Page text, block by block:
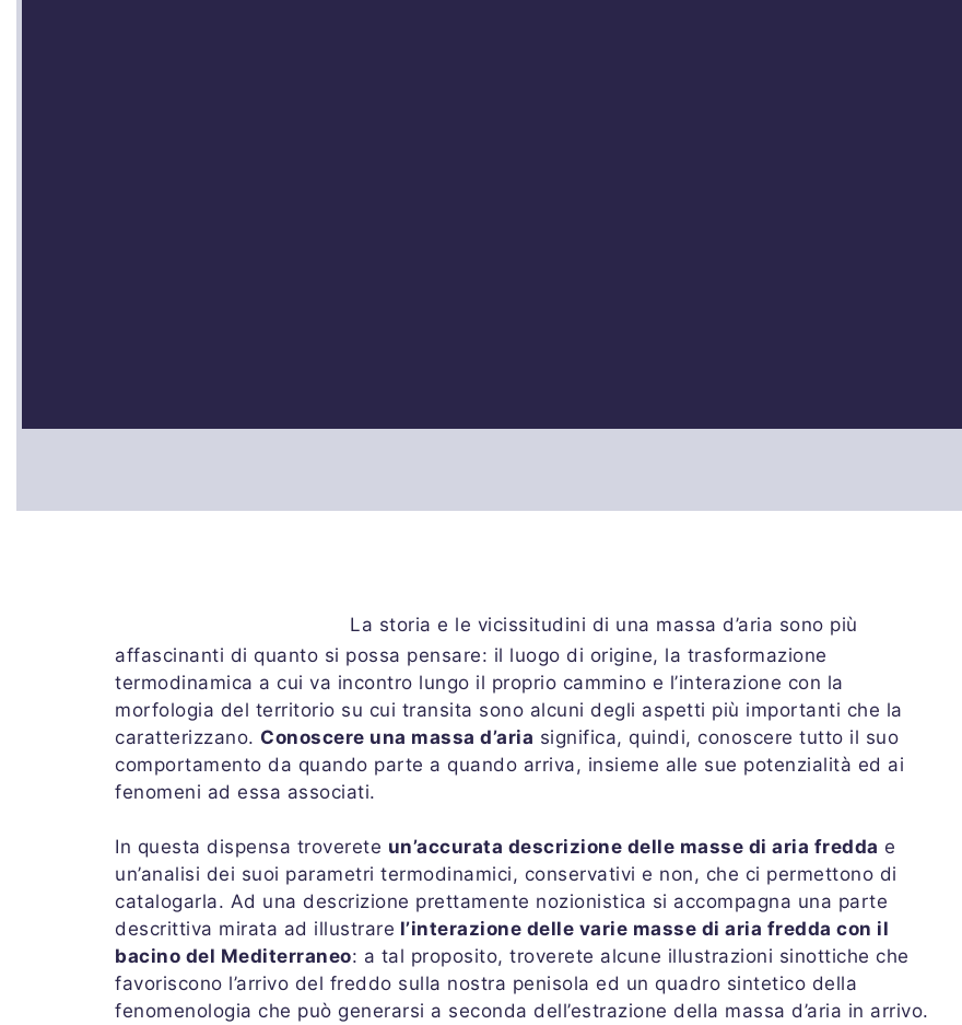
La storia e le vicissitudini di una massa d’aria sono più
affascinanti di quanto si possa pensare: il luogo di origine, la trasformazione
termodinamica a cui va incontro lungo il proprio cammino e l’interazione con la
morfologia del territorio su cui transita sono alcuni degli aspetti più importanti che la
caratterizzano. Conoscere una massa d’aria significa, quindi, conoscere tutto il suo
comportamento da quando parte a quando arriva, insieme alle sue potenzialità ed ai
fenomeni ad essa associati.
In questa dispensa troverete un’accurata descrizione delle masse di aria fredda e
un’analisi dei suoi parametri termodinamici, conservativi e non, che ci permettono di
catalogarla. Ad una descrizione prettamente nozionistica si accompagna una parte
descrittiva mirata ad illustrare l’interazione delle varie masse di aria fredda con il
bacino del Mediterraneo: a tal proposito, troverete alcune illustrazioni sinottiche che
favoriscono l’arrivo del freddo sulla nostra penisola ed un quadro sintetico della
fenomenologia che può generarsi a seconda dell’estrazione della massa d’aria in arrivo.